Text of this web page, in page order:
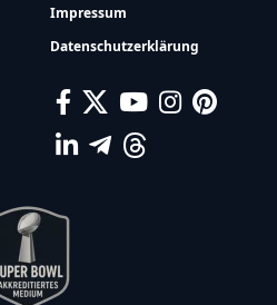
Impressum
Datenschutzerklärung